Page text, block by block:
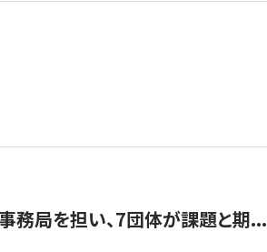
務局を担い、7団体が課題と期...